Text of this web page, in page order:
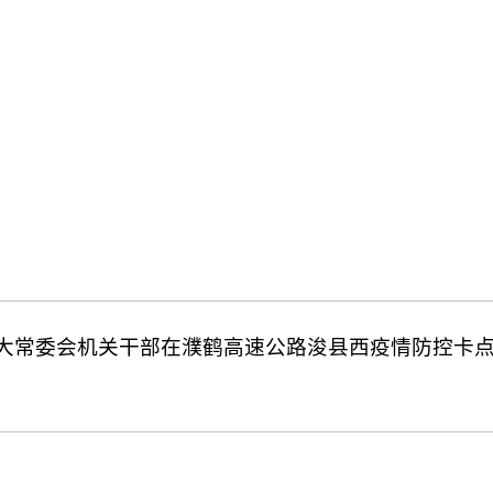
常委会机关干部在濮鹤高速公路浚县西疫情防控卡